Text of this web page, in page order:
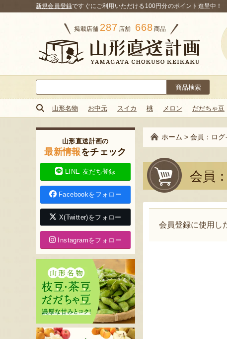
新規会員登録ですぐにご利用いただける100円分のポイント進呈中！
掲載店舗 287 店舗 668 商品
索:
山形名物 お中元 スイカ 桃 メロン だだちゃ豆
ホーム > 会員：ログ
会員
会員登録に使用し
山形直送計画の
最新情報をチェック
LINE 友だち登録
Facebookをフォロー
X(Twitter)をフォロー
Instagramをフォロー